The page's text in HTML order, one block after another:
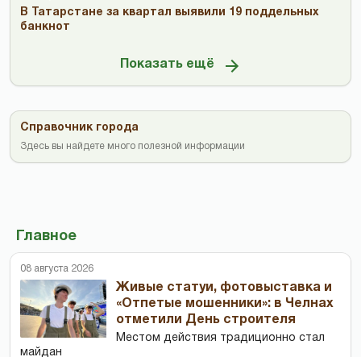
В Татарстане за квартал выявили 19 поддельных
банкнот
Показать ещё
Справочник города
Здесь вы найдете много полезной информации
Главное
08 августа 2026
Живые статуи, фотовыставка и
«Отпетые мошенники»: в Челнах
отметили День строителя
Местом действия традиционно стал
майдан